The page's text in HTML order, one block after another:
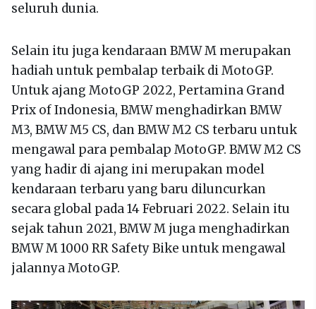
seluruh dunia.
Selain itu juga kendaraan BMW M merupakan
hadiah untuk pembalap terbaik di MotoGP.
Untuk ajang MotoGP 2022, Pertamina Grand
Prix of Indonesia, BMW menghadirkan BMW
M3, BMW M5 CS, dan BMW M2 CS terbaru untuk
mengawal para pembalap MotoGP. BMW M2 CS
yang hadir di ajang ini merupakan model
kendaraan terbaru yang baru diluncurkan
secara global pada 14 Februari 2022. Selain itu
sejak tahun 2021, BMW M juga menghadirkan
BMW M 1000 RR Safety Bike untuk mengawal
jalannya MotoGP.